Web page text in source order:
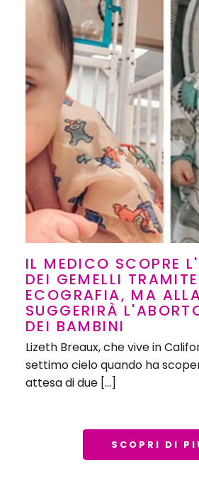
IL MEDICO SCOPRE
DEI GEMELLI TRAMITE
ECOGRAFIA, MA
SUGGERIRÀ
DEI BAMBINI
Lizeth Breaux, che vive in
settimo cielo quando ha
attesa di due […]
SCOPRI DI